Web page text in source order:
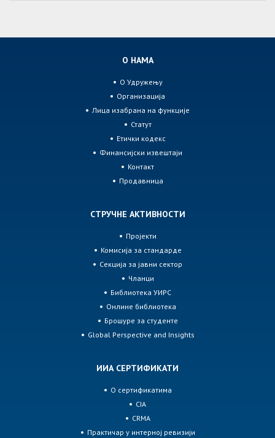
О НАМА
О Удружењу
Организација
Лица изабрана на функције
Статут
Етички кодекс
Финансијски извештаји
Контакт
Продавница
СТРУЧНЕ АКТИВНОСТИ
Пројекти
Комисија за стандарде
Секција за јавни сектор
Чланци
Библиотека УИРС
Онлине библиотека
Брошуре за студенте
Global Perspective and Insights
ИИА СЕРТИФИКАТИ
О сертификатима
CIA
CRMA
Практичар у интерној ревизији